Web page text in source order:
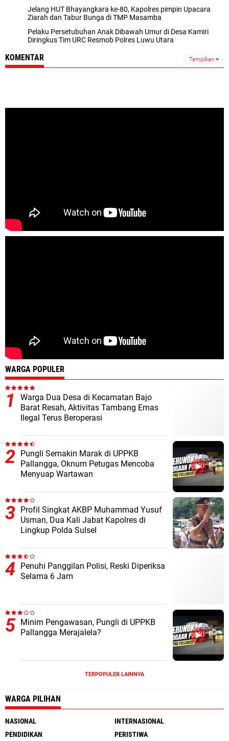
Jelang HUT Bhayangkara ke-80, Kapolres pimpin Upacara
Ziarah dan Tabur Bunga di TMP Masamba
Pelaku Persetubuhan Anak Dibawah Umur di Desa Kamiri
Diringkus Tim URC Resmob Polres Luwu Utara
KOMENTAR Tampilkan
WARGA POPULER
Warga Dua Desa di Kecamatan Bajo
Barat Resah, Aktivitas Tambang Emas
Ilegal Terus Beroperasi
Pungli Semakin Marak di UPPKB
Pallangga, Oknum Petugas Mencoba
Menyuap Wartawan
Profil Singkat AKBP Muhammad Yusuf
Usman, Dua Kali Jabat Kapolres di
Lingkup Polda Sulsel
Penuhi Panggilan Polisi, Reski Diperiksa
Selama 6 Jam
Minim Pengawasan, Pungli di UPPKB
Pallangga Merajalela?
TERPOPULER LAINNYA
WARGA PILIHAN
NASIONAL
INTERNASIONAL
PENDIDIKAN
PERISTIWA